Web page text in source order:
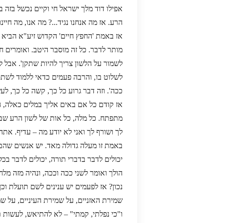
אפילו דוד מלך ישראל חי וקיים נכשל
הרע. אז מה אנחנו נגיד...? מה אנו, מה
אז באמת 'החפץ חיים' הקדוש זיע"א
מותר לדבר. כל זה מוסבר היטב.
לשמור על הלשון צריך להיות שתקן'.
לשלוט בו, והרבה פעמים כדאי ללמוד
ככה'. וזה דבר גרוע כל כך, קשה כל כך,
אז קודם כל אם באים אליך במלים
מתפתח. כל מלה, כל אות של לשון הרע
לך ושורף לך ואני לא יודע מה – עדיף.
באמת זו מעלה גדולה מאד. יש אנשים
יכולים לדבר בדברי תורה, יכולים לדבר
הולך ואומר לשני ככה וככה, ונהיה מזה
נכון? אז לפעמים יש ענינים לשם
שמירת האזניים, על שמירת העיניים,
ו"כי נפלתי, קמתי" – לא להתיאש,